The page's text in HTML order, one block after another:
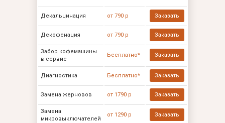
Декальцинация от 790 р Заказать
Декофенация от 790 р Заказать
Забор кофемашины
в сервис
Бесплатно* Заказать
Диагностика Бесплатно* Заказать
Замена жерновов от 1790 р Заказать
Замена
микровыключателей
от 1290 р Заказать